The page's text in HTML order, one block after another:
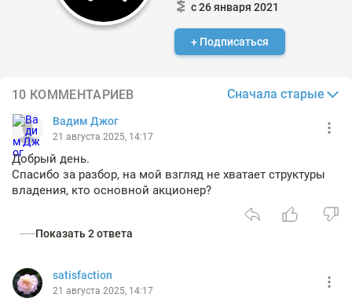
с 26 января 2021
+ Подписаться
10 КОММЕНТАРИЕВ Сначала старые
Вадим Джог
21 августа 2025, 14:17
Добрый день.
Спасибо за разбор, на мой взгляд не хватает структуры
владения, кто основной акционер?
Показать 2 ответа
satisfaction
21 августа 2025, 14:17